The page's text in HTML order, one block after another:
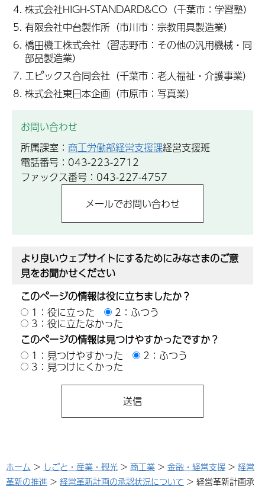
株式会社HIGH-STANDARD&CO（千葉市：学習塾）
有限会社中台製作所（市川市：宗教用具製造業）
橋田機工株式会社（習志野市：その他の汎用機械・同
部品製造業）
エピックス合同会社（千葉市：老人福祉・介護事業）
株式会社東日本企画（市原市：写真業）
お問い合わせ
所属課室： 商工労働部経営支援課経営支援班
電話番号：043-223-2712
ファックス番号：043-227-4757
より良いウェブサイトにするためにみなさまのご意
見をお聞かせください
このページの情報は役に立ちましたか？
1：役に立った
2：ふつう
3：役に立たなかった
このページの情報は見つけやすかったですか？
1：見つけやすかった
2：ふつう
3：見つけにくかった
ホーム > しごと・産業・観光 > 商工業 > 金融・経営支援 > 経営
革新の推進 > 経営革新計画の承認状況について > 経営革新計画承